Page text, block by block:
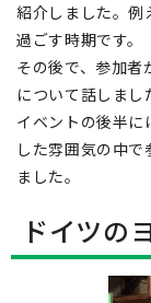
紹介しました。例
過ごす時期です。
その後で、参加者
について話しまし
イベントの後半
した雰囲気の中
ました。
ドイツの